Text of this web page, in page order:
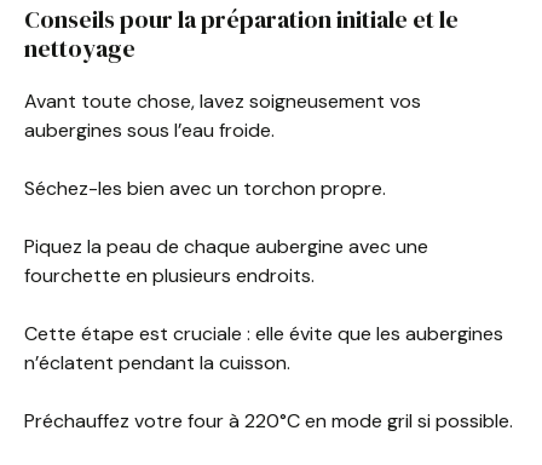
Conseils pour la préparation initiale et le
nettoyage
Avant toute chose, lavez soigneusement vos
aubergines sous l’eau froide.
Séchez-les bien avec un torchon propre.
Piquez la peau de chaque aubergine avec une
fourchette en plusieurs endroits.
Cette étape est cruciale : elle évite que les aubergines
n’éclatent pendant la cuisson.
Préchauffez votre four à 220°C en mode gril si possible.